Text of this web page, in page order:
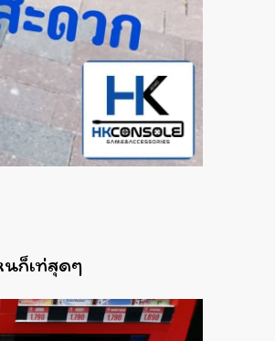
ก็เท่สุดๆ